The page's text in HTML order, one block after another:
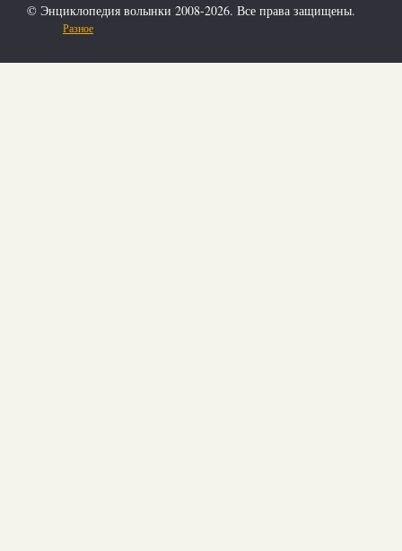
© Энциклопедия волынки 2008-2026. Все права защищены.
Разное